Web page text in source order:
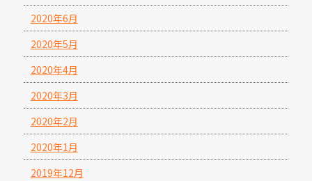
2020年6月
2020年5月
2020年4月
2020年3月
2020年2月
2020年1月
2019年12月